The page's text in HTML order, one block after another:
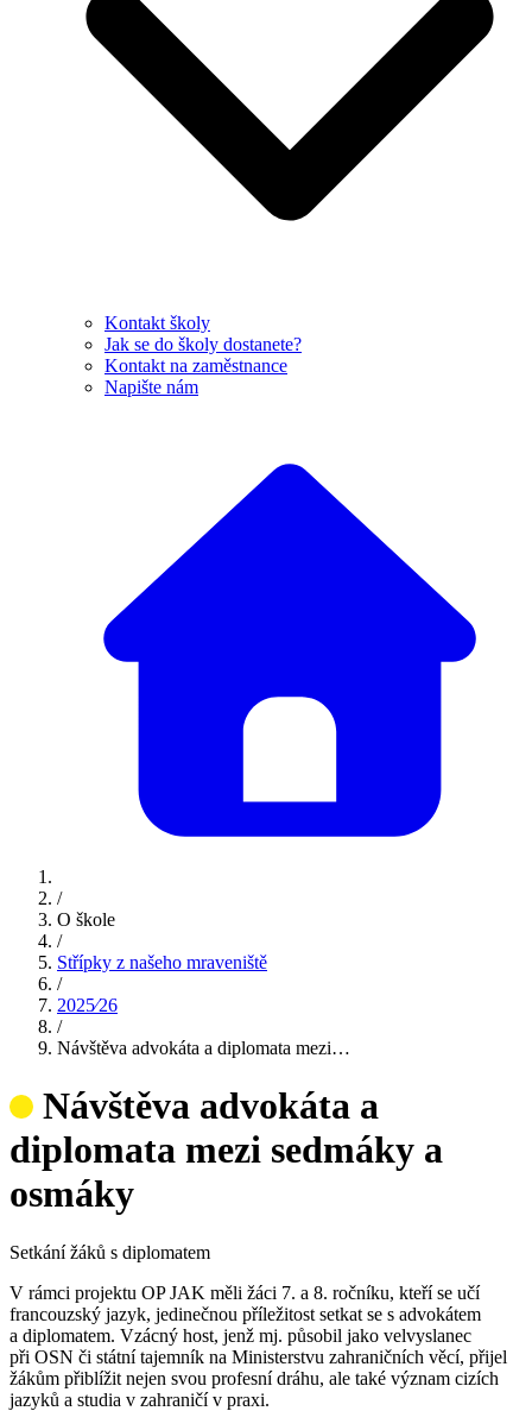
Kontakt školy
Jak se do školy dostanete?
Kontakt na zaměstnance
Napište nám
/
O škole
/
Střípky z našeho mraveniště
/
2025⁄26
/
Návštěva advokáta a diplomata mezi…
Návštěva advokáta a
diplomata mezi sedmáky a
osmáky
Setkání žáků s diplomatem
V rámci projektu OP JAK měli žáci 7. a 8. ročníku, kteří se učí
francouzský jazyk, jedinečnou příležitost setkat se s advokátem
a diplomatem. Vzácný host, jenž mj. působil jako velvyslanec
při OSN či státní tajemník na Ministerstvu zahraničních věcí, přijel
žákům přiblížit nejen svou profesní dráhu, ale také význam cizích
jazyků a studia v zahraničí v praxi.